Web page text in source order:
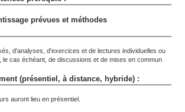
prévues et méthodes
d'analyses, d'exercices et de lectures individuelles ou
le cas échéant, de discussions et de mises en commun
(présentiel, à distance, hybride) :
auront lieu en présentiel.